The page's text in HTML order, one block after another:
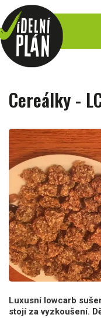
Cereálky -
Luxusní lowcarb
stojí za vyzkoušení.